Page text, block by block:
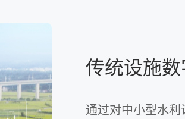
传统设施
通过对中小型水